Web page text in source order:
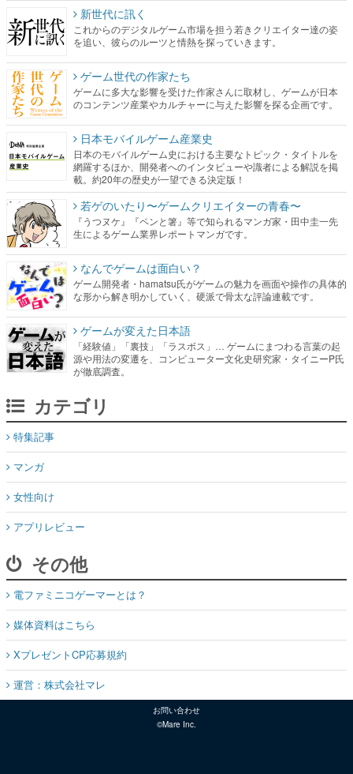
新世代に訊く
これからのデジタルゲーム市場を担う若きクリエイター達の姿
を追い、彼らのルーツと情熱を探っていきます。
ゲーム世代の作家たち
ゲームに多大な影響を受けた作家さんに取材し、ゲームが日本
のコンテンツ産業やカルチャーに与えた影響を探る企画です。
日本モバイルゲーム産業史
日本のモバイルゲーム史における主要なトピック・タイトルを
網羅するほか、開発者へのインタビューや識者による解説を掲
載。約20年の歴史が一望できる決定版！
若ゲのいたり〜ゲームクリエイターの青春〜
『うつヌケ』『ペンと箸』等で知られるマンガ家・田中圭一先
生によるゲーム業界レポートマンガです。
なんでゲームは面白い？
ゲーム開発者・hamatsu氏がゲームの魅力を画面や操作の具体的
な形から解き明かしていく、硬派で骨太な評論連載です。
ゲームが変えた日本語
「経験値」「裏技」「ラスボス」… ゲームにまつわる言葉の起
源や用法の変遷を、コンピューター文化史研究家・タイニーP氏
が徹底調査。
カテゴリ
特集記事
マンガ
女性向け
アプリレビュー
その他
電ファミニコゲーマーとは？
媒体資料はこちら
XプレゼントCP応募規約
運営：株式会社マレ
お問い合わせ
©Mare Inc.